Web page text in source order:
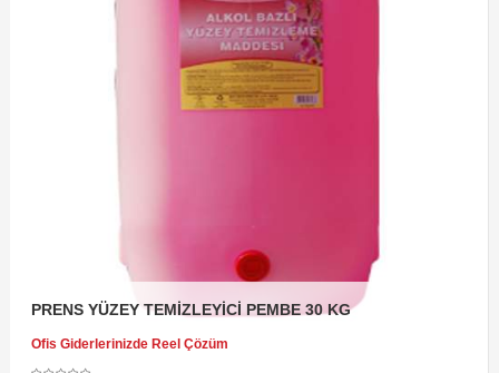
PRENS YÜZEY TEMİZLEYİCİ PEMBE 30 KG
Ofis Giderlerinizde Reel Çözüm